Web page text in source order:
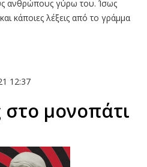
ανθρώπους γύρω του. Ίσως
κάποιες λέξεις από το γράμμα
12:37
στο μονοπάτι